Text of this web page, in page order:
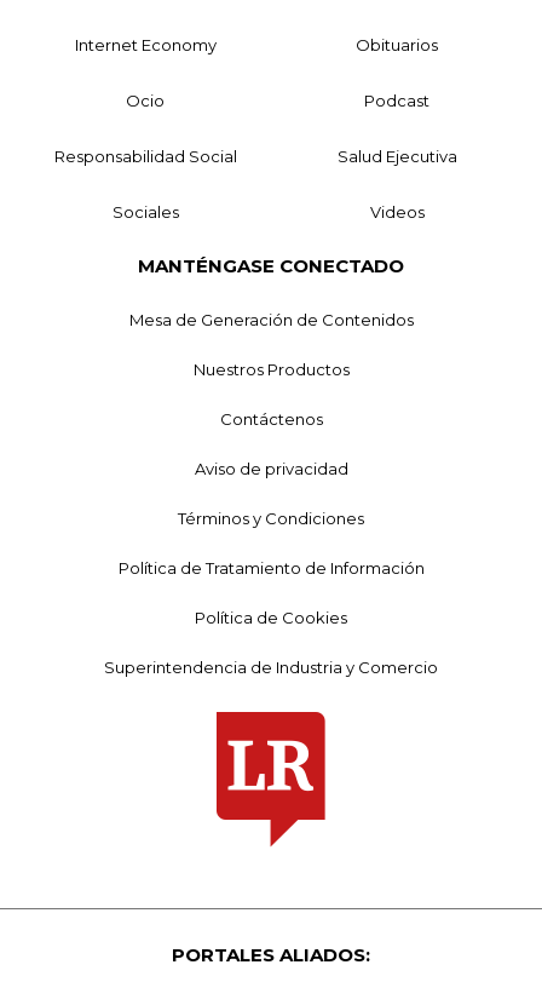
Internet Economy Obituarios
Ocio Podcast
Responsabilidad Social Salud Ejecutiva
Sociales Videos
MANTÉNGASE CONECTADO
Mesa de Generación de Contenidos
Nuestros Productos
Contáctenos
Aviso de privacidad
Términos y Condiciones
Política de Tratamiento de Información
Política de Cookies
Superintendencia de Industria y Comercio
PORTALES ALIADOS: